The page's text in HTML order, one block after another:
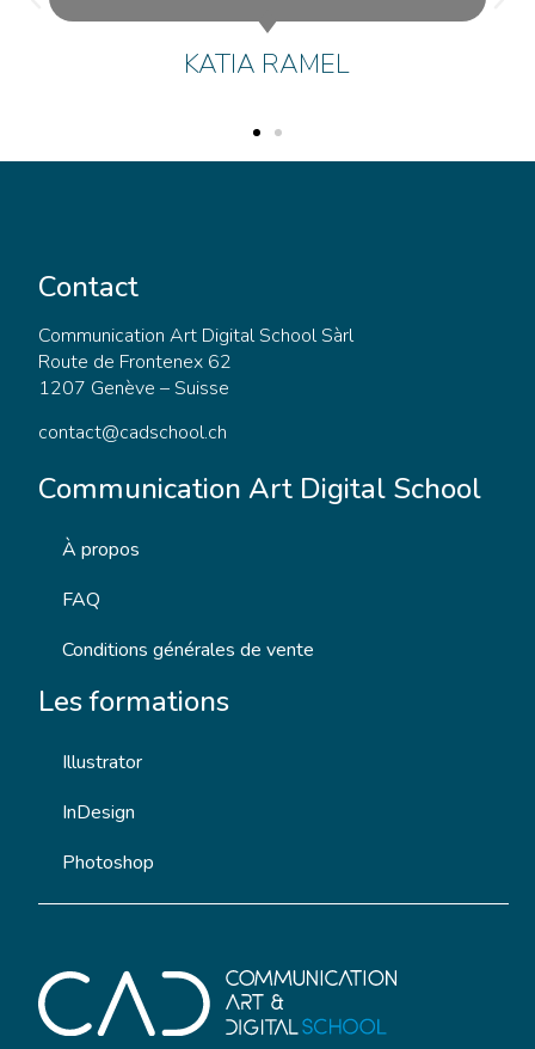
KATIA RAMEL
Contact
Communication Art Digital School Sàrl
Route de Frontenex 62
1207 Genève – Suisse
contact@cadschool.ch
Communication Art Digital School
À propos
FAQ
Conditions générales de vente
Les formations
Illustrator
InDesign
Photoshop